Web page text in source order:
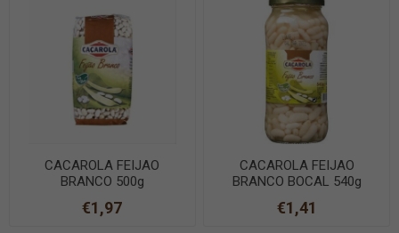
CACAROLA FEIJAO
BRANCO 500g
€1,97
CACAROLA FEIJAO
BRANCO BOCAL 540g
€1,41